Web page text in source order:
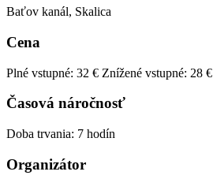
Baťov kanál, Skalica
Cena
Plné vstupné: 32 € Znížené vstupné: 28 €
Časová náročnosť
Doba trvania: 7 hodín
Organizátor